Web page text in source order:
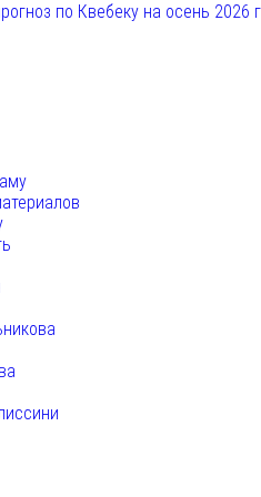
по Квебеку на осень 2026